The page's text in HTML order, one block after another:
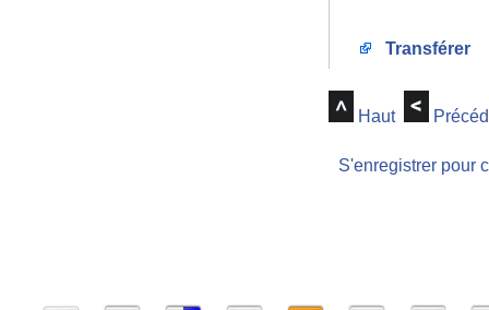
Transférer
Haut
S'enregistrer pour